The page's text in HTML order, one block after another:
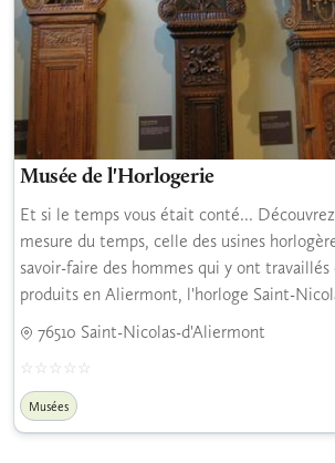
Musée de l'Horlogerie
Et si le temps vous était conté...
mesure du temps, celle des usines
savoir-faire des hommes qui y ont
produits en Aliermont, l'horloge Saint-
76510 Saint-Nicolas-d'Aliermont
Musées